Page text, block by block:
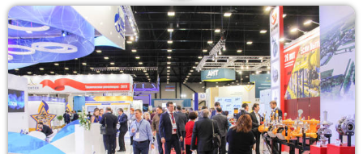
Podcasts
L’équipe
Contact